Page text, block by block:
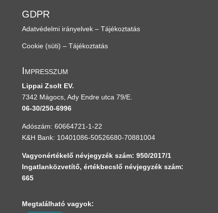
GDPR
Adatvédelmi irányelvek – Tájékoztatás
Cookie (süti) – Tájékoztatás
Impresszum
Lippai Zsolt EV.
7342 Mágocs, Ady Endre utca 79/E.
06-30/250-6996
Adószám: 60664721-1-22
K&H Bank: 10401086-50526680-70881004
Vagyonértékelő névjegyzék szám: 950/2017/1
Ingatlanközvetítő, értékbecslő névjegyzék szám:
665
Megtalálható vagyok: